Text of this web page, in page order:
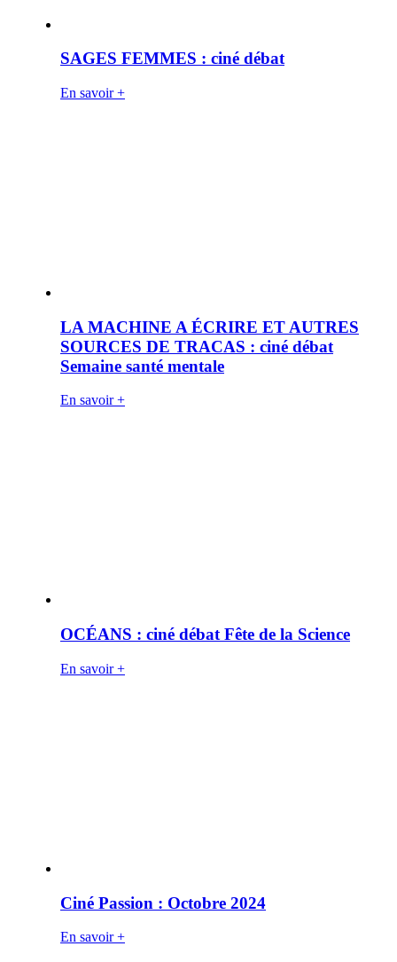
SAGES FEMMES : ciné débat
En savoir +
LA MACHINE A ÉCRIRE ET AUTRES
SOURCES DE TRACAS : ciné débat
Semaine santé mentale
En savoir +
OCÉANS : ciné débat Fête de la Science
En savoir +
Ciné Passion : Octobre 2024
En savoir +